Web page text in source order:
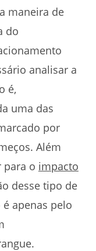
maneira de
do
analisar a
é,
uma das
por
Além
para o impacto
desse tipo de
apenas pelo